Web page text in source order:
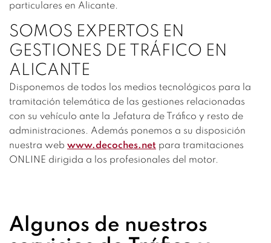
particulares en Alicante.
SOMOS EXPERTOS EN
GESTIONES DE TRÁFICO EN
ALICANTE
Disponemos de todos los medios tecnológicos para la
tramitación telemática de las gestiones relacionadas
con su vehículo ante la Jefatura de Tráfico y resto de
administraciones. Además ponemos a su disposición
nuestra web www.decoches.net para tramitaciones
ONLINE dirigida a los profesionales del motor.
Algunos de nuestros